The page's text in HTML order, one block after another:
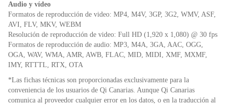
Audio y vídeo
Formatos de reproducción de video: MP4, M4V, 3GP, 3G2, WMV, ASF,
AVI, FLV, MKV, WEBM
Resolución de reproducción de video: Full HD (1,920 x 1,080) @ 30 fps
Formatos de reproducción de audio: MP3, M4A, 3GA, AAC, OGG,
OGA, WAV, WMA, AMR, AWB, FLAC, MID, MIDI, XMF, MXMF,
IMY, RTTTL, RTX, OTA
*Las fichas técnicas son proporcionadas exclusivamente para la
conveniencia de los usuarios de Qi Canarias. Aunque Qi Canarias
comunica al proveedor cualquier error en los datos, o en la traducción al